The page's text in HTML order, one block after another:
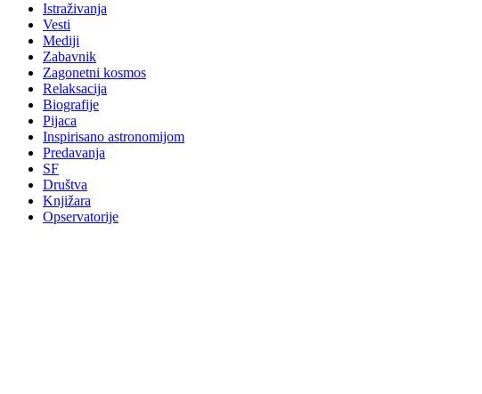
Istraživanja
Vesti
Mediji
Zabavnik
Zagonetni kosmos
Relaksacija
Biografije
Pijaca
Inspirisano astronomijom
Predavanja
SF
Društva
Knjižara
Opservatorije